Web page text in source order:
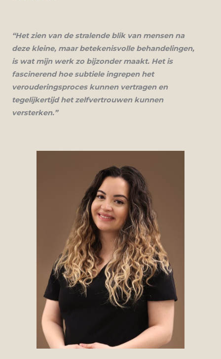
“Het zien van de stralende blik van mensen na
deze kleine, maar betekenisvolle behandelingen,
is wat mijn werk zo bijzonder maakt. Het is
fascinerend hoe subtiele ingrepen het
verouderingsproces kunnen vertragen en
tegelijkertijd het zelfvertrouwen kunnen
versterken.”